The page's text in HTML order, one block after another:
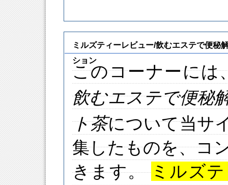
ミルズティーレビュー/飲むエステで便秘
ション
このコーナーには
飲むエステで便秘
ト茶について当サ
集したものを、コ
きます。 ミルズ